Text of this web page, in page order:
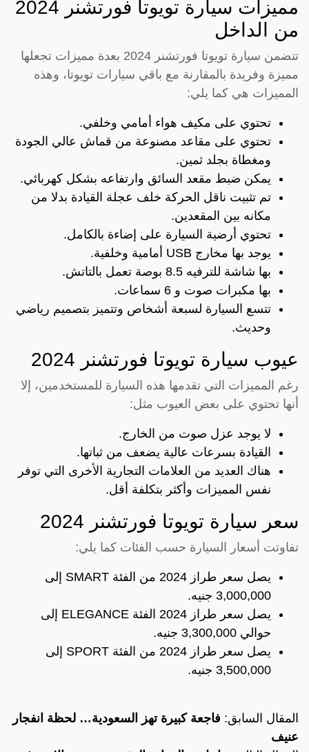
مميزات سيارة تويوتا فورتشنر 2024
من الداخل
تتضمن سيارة تويوتا فورتشنر 2024 بعدة مميزات تجعلها
مميزة وفريدة بالمقارنة مع باقي سيارات تويوتا، وهذه
المميزات هي كما يلي:
تحتوي على مكيف هواء أمامي وخلفي.
تحتوي على مقاعد مصنوعة من قماش عالي الجودة
ومغطاة بجلد ثمين.
يمكن ضبط مقعد السائق وارتفاعه بشكل كهربائي.
تم تثبيت ناقل الحركة خلف عجلة القيادة بدلا من
مكانه بين المقعدين.
تحتوي أرضية السيارة على إضاءة بالكامل.
يوجد بها مخارج USB أمامية وخلفية.
بها شاشة للترفيه 8.5 بوصة تعمل بالتاتش.
بها مكبرات صوت و 6 سماعات.
تتسع السيارة لسبعة أشخاص وتتميز بتصميم رياضي
وحديث.
عيوب سيارة تويوتا فورتشنر 2024
رغم المميزات التي تقدمها هذه السيارة للمستخدمين، إلا
أنها تحتوي على بعض العيوب مثل:
لا يوجد عزل صوت من الخارج.
القيادة بسرعات عالية يضعف من ثباتها.
هناك العديد من العلامات التجارية الأخرى التي توفر
نفس المميزات وأكثر بتكلفة أقل.
سعر سيارة تويوتا فورتشنر 2024
تفاوتت أسعار السيارة حسب الفئات كما يلي:
يصل سعر طراز 2024 من الفئة SMART إلى
3,000,000 جنيه.
يصل سعر طراز 2024 الفئة ELEGANCE إلى
حوالي 3,300,000 جنيه.
يصل سعر طراز 2024 من الفئة SPORT إلى
3,500,000 جنيه.
المقال السابق: فاجعة كبيرة تهز السعودية… لحظة انفجار
عنيف